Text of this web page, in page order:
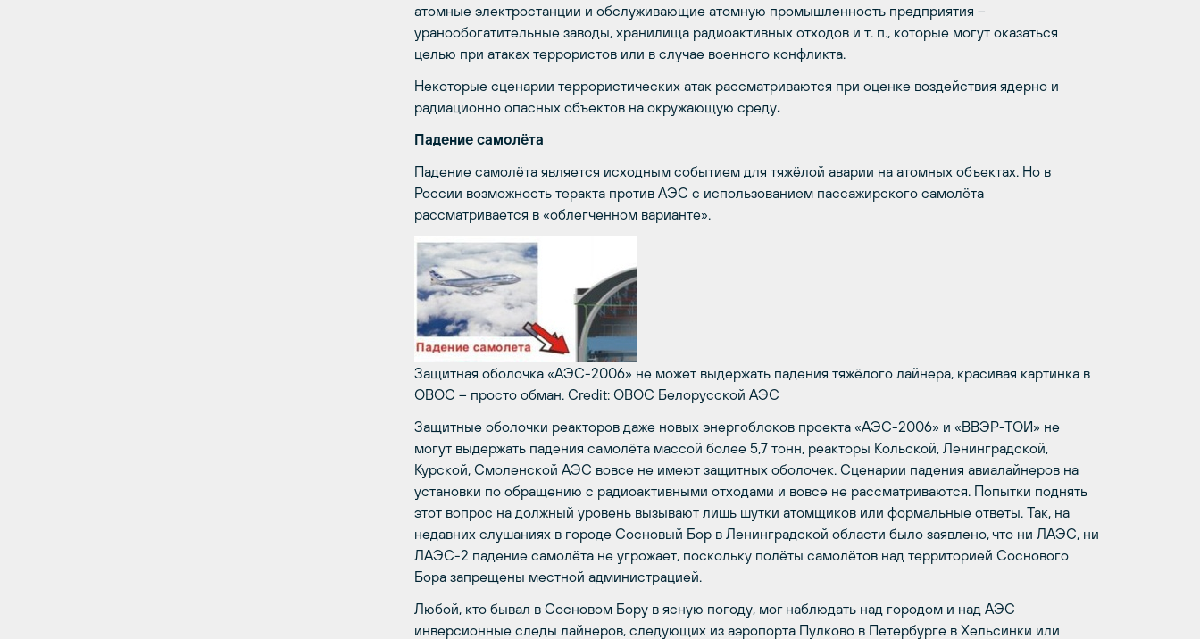
атомные электростанции и обслуживающие атомную промышленность предприятия –
уранообогатительные заводы, хранилища радиоактивных отходов и т. п., которые могут оказаться
целью при атаках террористов или в случае военного конфликта.
Некоторые сценарии террористических атак рассматриваются при оценке воздействия ядерно и
радиационно опасных объектов на окружающую среду.
Падение самолёта
Падение самолёта является исходным событием для тяжёлой аварии на атомных объектах. Но в
России возможность теракта против АЭС с использованием пассажирского самолёта
рассматривается в «облегченном варианте».
Защитная оболочка «АЭС-2006» не может выдержать падения тяжёлого лайнера, красивая картинка в
ОВОС – просто обман. Credit: ОВОС Белорусской АЭС
Защитные оболочки реакторов даже новых энергоблоков проекта «АЭС-2006» и «ВВЭР-ТОИ» не
могут выдержать падения самолёта массой более 5,7 тонн, реакторы Кольской, Ленинградской,
Курской, Смоленской АЭС вовсе не имеют защитных оболочек. Сценарии падения авиалайнеров на
установки по обращению с радиоактивными отходами и вовсе не рассматриваются. Попытки поднять
этот вопрос на должный уровень вызывают лишь шутки атомщиков или формальные ответы. Так, на
недавних слушаниях в городе Сосновый Бор в Ленинградской области было заявлено, что ни ЛАЭС, ни
ЛАЭС-2 падение самолёта не угрожает, поскольку полёты самолётов над территорией Соснового
Бора запрещены местной администрацией.
Любой, кто бывал в Сосновом Бору в ясную погоду, мог наблюдать над городом и над АЭС
инверсионные следы лайнеров, следующих из аэропорта Пулково в Петербурге в Хельсинки или